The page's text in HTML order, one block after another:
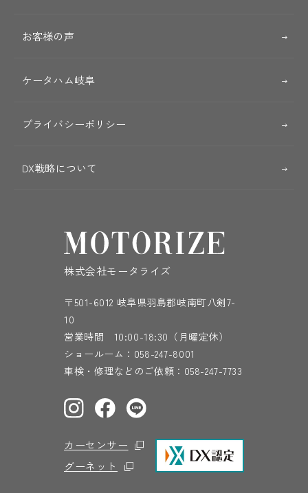
お客様の声
ケータハム岐阜
プライバシーポリシー
DX戦略について
株式会社モータライズ
〒501-6012 岐阜県羽島郡岐南町八剣7-
10
営業時間 10:00-18:30（月曜定休）
ショールーム： 058-247-8001
車検・修理などのご依頼： 058-247-7733
カーセンサー
グーネット